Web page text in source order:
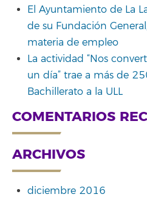
El Ayuntamiento de La
de su Fundación
materia de empleo
La actividad “Nos
un día” trae a más de
Bachillerato a la ULL
COMENTARIOS
ARCHIVOS
diciembre 2016